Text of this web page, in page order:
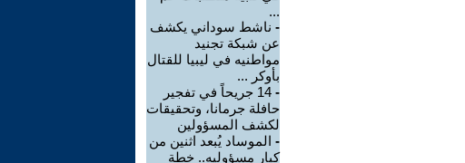
...
- ناشط سوداني يكشف
عن شبكة تجنيد
مواطنيه في ليبيا للقتال
بأوكر ...
-
14 جريحاً في تفجير
حافلة جرمانا، وتحقيقات
لكشف المسؤولين
- الموساد يُبعد اثنين من
كبار مسؤوليه.. خطة